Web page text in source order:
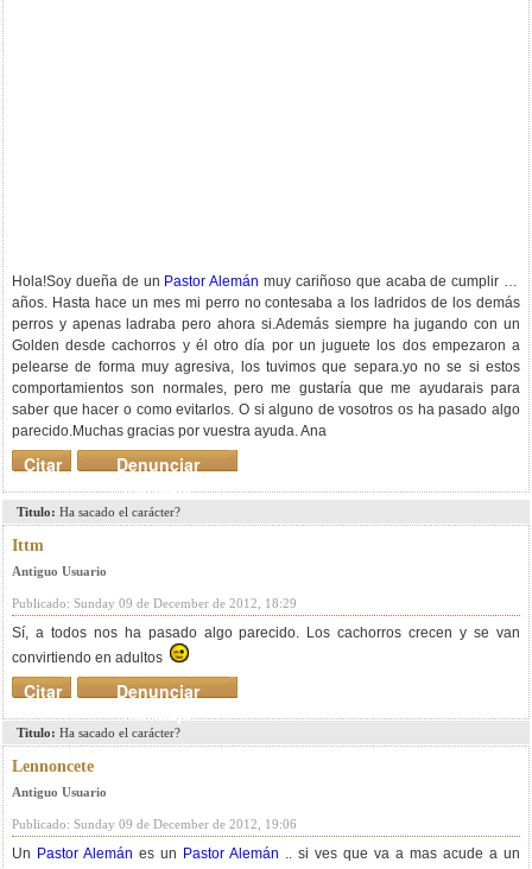
Hola!Soy dueña de un Pastor Alemán muy cariñoso que acaba de cumplir un
años. Hasta hace un mes mi perro no contesaba a los ladridos de los demás
perros y apenas ladraba pero ahora si.Además siempre ha jugando con un
Golden desde cachorros y él otro día por un juguete los dos empezaron a
pelearse de forma muy agresiva, los tuvimos que separa.yo no se si estos
comportamientos son normales, pero me gustaría que me ayudarais para
saber que hacer o como evitarlos. O si alguno de vosotros os ha pasado algo
parecido.Muchas gracias por vuestra ayuda. Ana
Denunciar
mensaje
Citar
Titulo: Ha sacado el carácter?
Ittm
Antiguo Usuario
Publicado: Sunday 09 de December de 2012, 18:29
Sí, a todos nos ha pasado algo parecido. Los cachorros crecen y se van
convirtiendo en adultos
Denunciar
mensaje
Citar
Titulo: Ha sacado el carácter?
Lennoncete
Antiguo Usuario
Publicado: Sunday 09 de December de 2012, 19:06
Un Pastor Alemán es un Pastor Alemán .. si ves que va a mas acude a un